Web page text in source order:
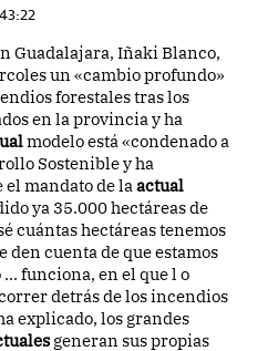
Guadalajara, Iñaki Blanco,
un «cambio profundo»
forestales tras los
en la provincia y ha
modelo está «condenado a
Sostenible y ha
el mandato de laactual
ya 35.000 hectáreas de
cuántas hectáreas tenemos
den cuenta de que estamos
funciona, en el que l o
detrás de los incendios
explicado, los grandes
generan sus propias